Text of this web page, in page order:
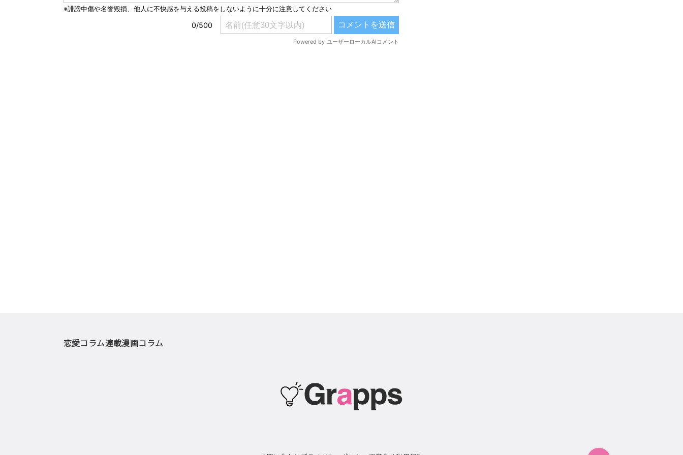
恋愛コラム連載漫画コラム